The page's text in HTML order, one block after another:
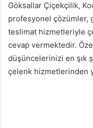
Göksallar Çiçekçilik,
profesyonel çözümler,
teslimat hizmetleriyle
cevap vermektedir.
düşüncelerinizi en şık
çelenk hizmetlerinden